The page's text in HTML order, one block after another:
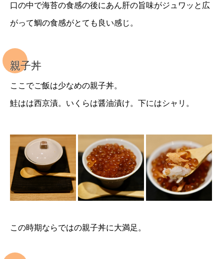
口の中で海苔の食感の後にあん肝の旨味がジュワッと広
がって鯛の食感がとても良い感じ。
親子丼
ここでご飯は少なめの親子丼。
鮭はは西京漬。いくらは醤油漬け。下にはシャリ。
この時期ならではの親子丼に大満足。